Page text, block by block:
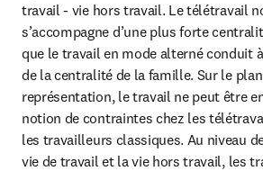
travail - vie hors travail. Le télétravail
s’accompagne d’une plus forte
que le travail en mode alterné conduit
de la centralité de la famille. Sur le
représentation, le travail ne peut être
notion de contraintes chez les
les travailleurs classiques. Au niveau
vie de travail et la vie hors travail, les